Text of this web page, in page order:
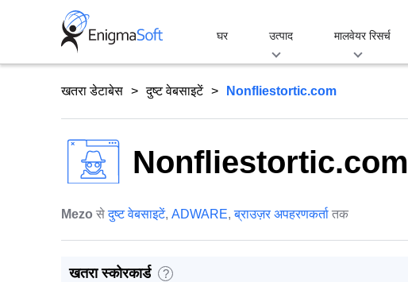
घर उत्पाद मालवेयर रिसर्च
खतरा डेटाबेस दुष्ट वेबसाइटें Nonfliestortic.com
Nonfliestortic.com
Mezo सेदुष्ट वेबसाइटें, ADWARE,ब्राउज़र अपहरणकर्ता तक
खतरा स्कोरकार्ड ?